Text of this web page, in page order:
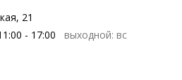
21
- 17:00
выходной: вс